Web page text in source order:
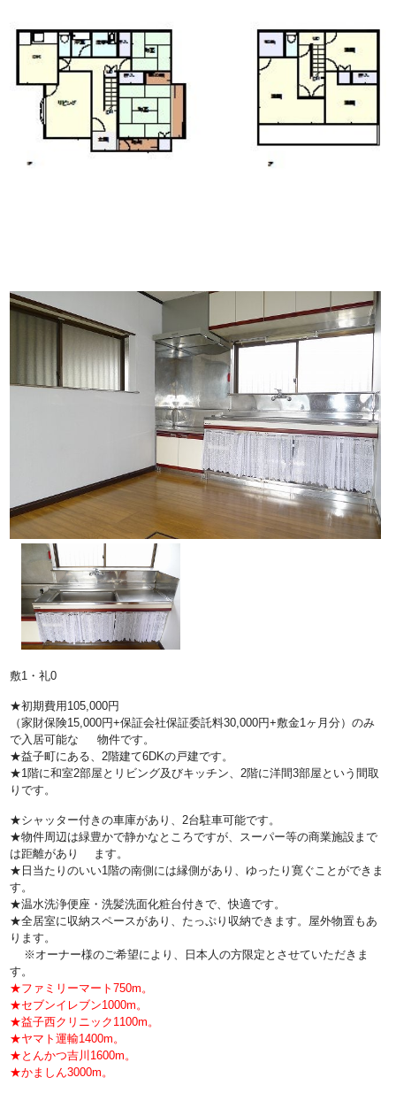
敷1・礼0
★初期費用105,000円
（家財保険15,000円+保証会社保証委託料30,000円+敷金1ヶ月分）のみ
で入居可能な 物件です。
★益子町にある、2階建て6DKの戸建です。
★1階に和室2部屋とリビング及びキッチン、2階に洋間3部屋という間取
りです。
★シャッター付きの車庫があり、2台駐車可能です。
★物件周辺は緑豊かで静かなところですが、スーパー等の商業施設まで
は距離があり ます。
★日当たりのいい1階の南側には縁側があり、ゆったり寛ぐことができま
す。
★温水洗浄便座・洗髪洗面化粧台付きで、快適です。
★全居室に収納スペースがあり、たっぷり収納できます。屋外物置もあ
ります。
※オーナー様のご希望により、日本人の方限定とさせていただきま
す。
★ファミリーマート750m。
★セブンイレブン1000m。
★益子西クリニック1100m。
★ヤマト運輸1400m。
★とんかつ吉川1600m。
★かましん3000m。